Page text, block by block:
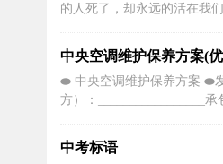
开展全船设备维修保养工作
的人死了，却永远的活在我
昨几乎一夜没睡的反复起床
今天粑粑眼睛肿成水蜜桃，
在度假4、心事这东西 你捂着
跑出来了，但是你的眼睛太
中央空调维护保养方案(
⬬ 中央空调维护保养方案 ⬬
方）：_________________
_________________鉴于甲
双方约定：
中考标语